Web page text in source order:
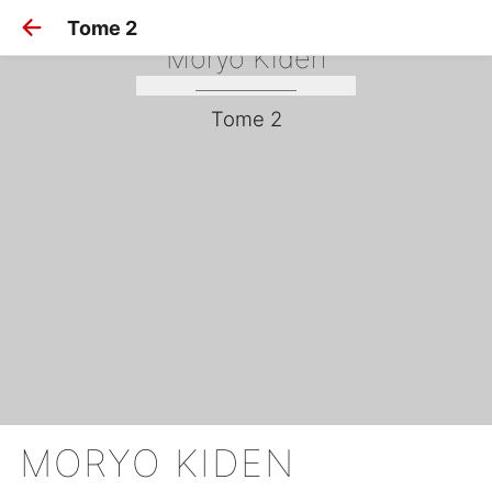
Tome 2
Moryo Kiden
Tome 2
MORYO KIDEN